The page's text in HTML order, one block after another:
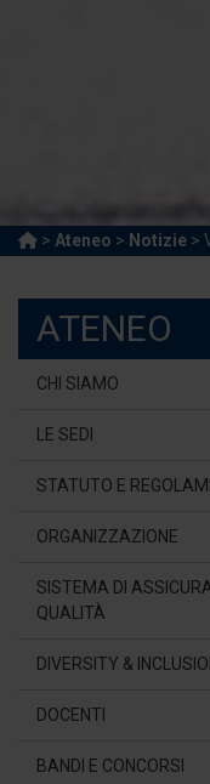
> Ateneo > Notizie >
ATENEO
CHI SIAMO
LE SEDI
STATUTO E
ORGANIZZAZIONE
SISTEMA DI
QUALITÀ
DIVERSITY &
DOCENTI
BANDI E CONCORSI